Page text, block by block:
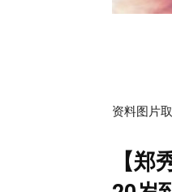
资料图片
【